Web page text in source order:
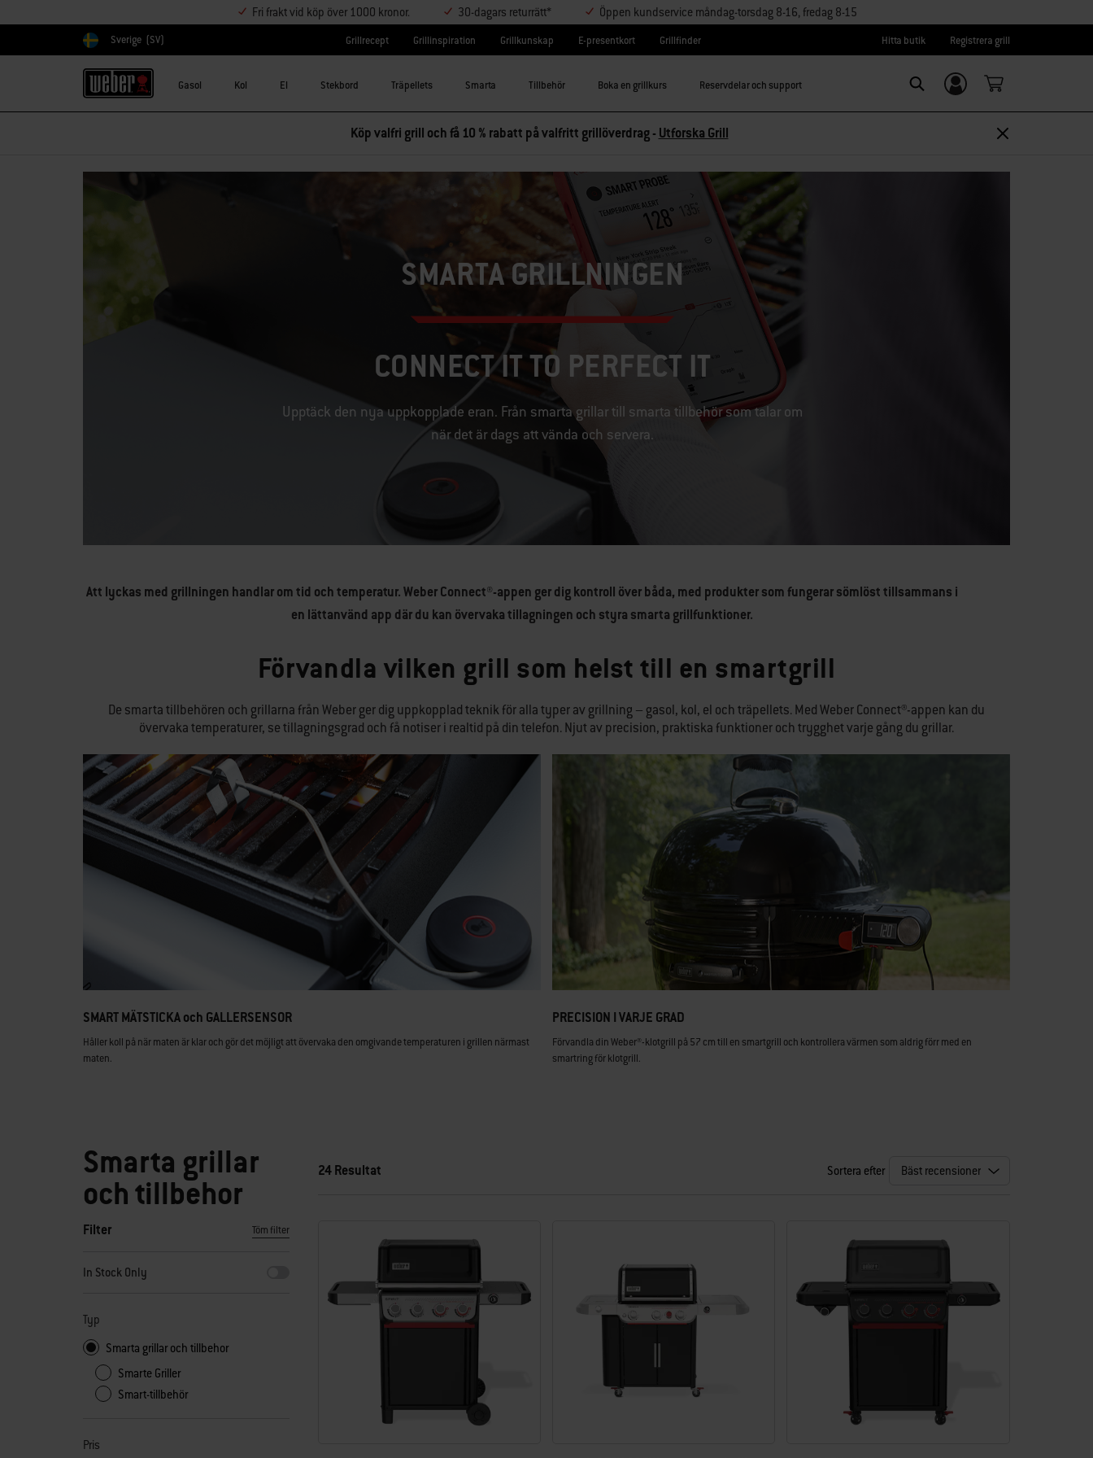
Fri frakt vid köp över 1000 kronor. 30-dagars returrätt* Öppen kundservice måndag-torsdag 8-16, fredag 8-15
Välj land
Sverige (SV) Grillrecept Grillinspiration Grillkunskap E-presentkort Grillfinder Hitta butik Registrera grill
Gasol Kol El Stekbord Träpellets Smarta Tillbehör Boka en grillkurs Reservdelar och support
Logga in/
Registrera dig
Köp valfri grill och få 10 % rabatt på valfritt grillöverdrag - Utforska Grill
SMARTA GRILLNINGEN
CONNECT IT TO PERFECT IT
Upptäck den nya uppkopplade eran. Från smarta grillar till smarta tillbehör som talar om
när det är dags att vända och servera.
Att lyckas med grillningen handlar om tid och temperatur. Weber Connect®-appen ger dig kontroll över båda, med produkter som fungerar sömlöst tillsammans i
en lättanvänd app där du kan övervaka tillagningen och styra smarta grillfunktioner.
Förvandla vilken grill som helst till en smartgrill
De smarta tillbehören och grillarna från Weber ger dig uppkopplad teknik för alla typer av grillning – gasol, kol, el och träpellets. Med Weber Connect®-appen kan du
övervaka temperaturer, se tillagningsgrad och få notiser i realtid på din telefon. Njut av precision, praktiska funktioner och trygghet varje gång du grillar.
SMART MÄTSTICKA och GALLERSENSOR
Håller koll på när maten är klar och gör det möjligt att övervaka den omgivande temperaturen i grillen närmast
maten.
PRECISION I VARJE GRAD
Förvandla din Weber®-klotgrill på 57 cm till en smartgrill och kontrollera värmen som aldrig förr med en
smartring för klotgrill.
Smarta grillar
och tillbehor
Filter
När du väljer något av filtren uppdateras sidan med nya resultat.
Töm filter
In Stock Only
Typ
Smarta grillar och tillbehor
Smarte Griller
Smart-tillbehör
Pris
24 Resultat Sortera efter